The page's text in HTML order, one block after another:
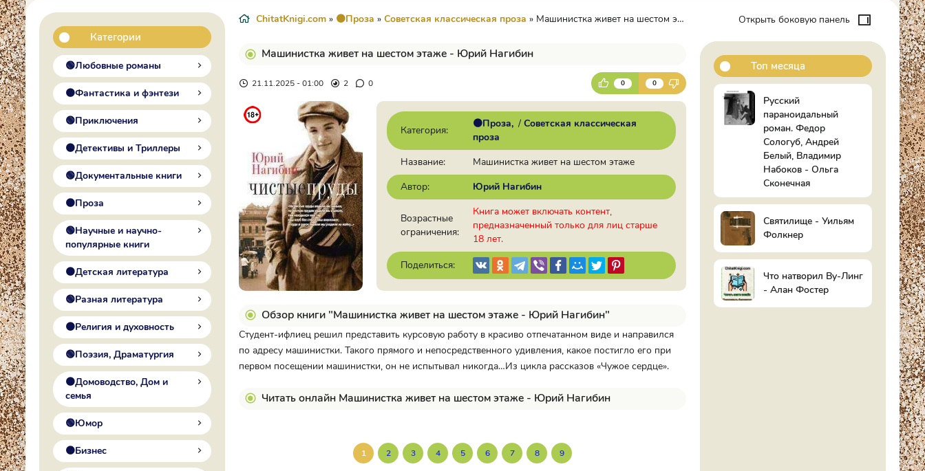
Категории
🟢Любовные романы
🟠Фантастика и фэнтези
🟢Приключения
🟠Детективы и Триллеры
🟢Документальные книги
🟠Проза
🟢Научные и научно-
популярные книги
🟠Детская литература
🟢Разная литература
🟠Религия и духовность
🟢Поэзия, Драматургия
🟠Домоводство, Дом и
семья
🟢Юмор
🟠Бизнес
ChitatKnigi.com » 🟠Проза » Советская классическая проза » Машинистка живет на шестом этаже - Юрий Нагибин
Машинистка живет на шестом этаже - Юрий Нагибин
21.11.2025 - 01:00 2 0 0 0
Категория:
🟠Проза / Советская классическая
проза
Название:
Машинистка живет на шестом этаже
Автор:
Юрий Нагибин
Возрастные
ограничения:
Книга может включать контент,
предназначенный только для лиц старше
18 лет.
Поделиться:
Обзор книги "Машинистка живет на шестом этаже - Юрий Нагибин"
Студент-ифлиец решил представить курсовую работу в красиво отпечатанном виде и направился
по адресу машинистки. Такого прямого и непосредственного удивления, какое постигло его при
первом посещении машинистки, он не испытывал никогда…Из цикла рассказов «Чужое сердце».
Читать онлайн Машинистка живет на шестом этаже - Юрий Нагибин
1 2 3 4 5 6 7 8 9
Открыть боковую панель
Топ месяца
Русский
параноидальный
роман. Федор
Сологуб, Андрей
Белый, Владимир
Набоков - Ольга
Сконечная
Святилище - Уильям
Фолкнер
Что натворил Ву-Линг
- Алан Фостер